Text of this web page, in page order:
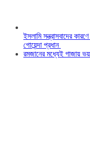
ইসলামি সন্ত্রাসবাদের
গোয়েন্দা প্রধান
রমজানের মধ্যেই গাজায়